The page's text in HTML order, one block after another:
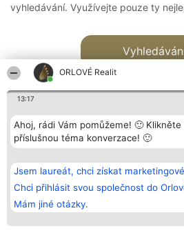
ORLOVÉ Realit
13:17
Ahoj, rádi Vám pomůžeme! 🙂 Klikněte
příslušnou téma konverzace! 🙂
Jsem laureát, chci získat
Chci přihlásit svou společnost do
Mám jiné otázky.
vyhledávání. Využívejte pouze ty
Bright Side Solutions sp. z o.
o. sp. k.
ul. Ruska 22
Wrocław 50-079
KRS 0000749100 | Regon
381313360 | NIP 8943132676
Vítězové
Seznam všech
laureátů
Zásady
Zásady